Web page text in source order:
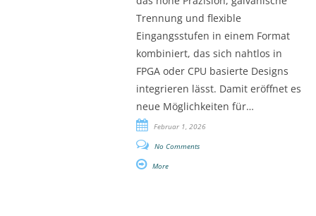
Trennung und flexible
Eingangsstufen in einem Format
kombiniert, das sich nahtlos in
FPGA oder CPU basierte Designs
integrieren lässt. Damit eröffnet es
neue Möglichkeiten für…
Februar 1, 2026
No Comments
More